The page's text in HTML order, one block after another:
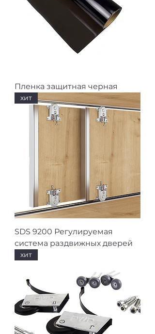
Пленка защитная черная
хит
SDS 9200 Регулируемая
система раздвижных дверей
хит